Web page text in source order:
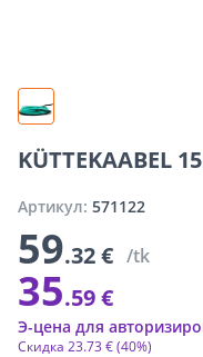
KÜTTEKAABEL
Артикул: 571122
59.32 € /tk
35.59 €
Скидка 23.73 €(40%)
Э-цена для